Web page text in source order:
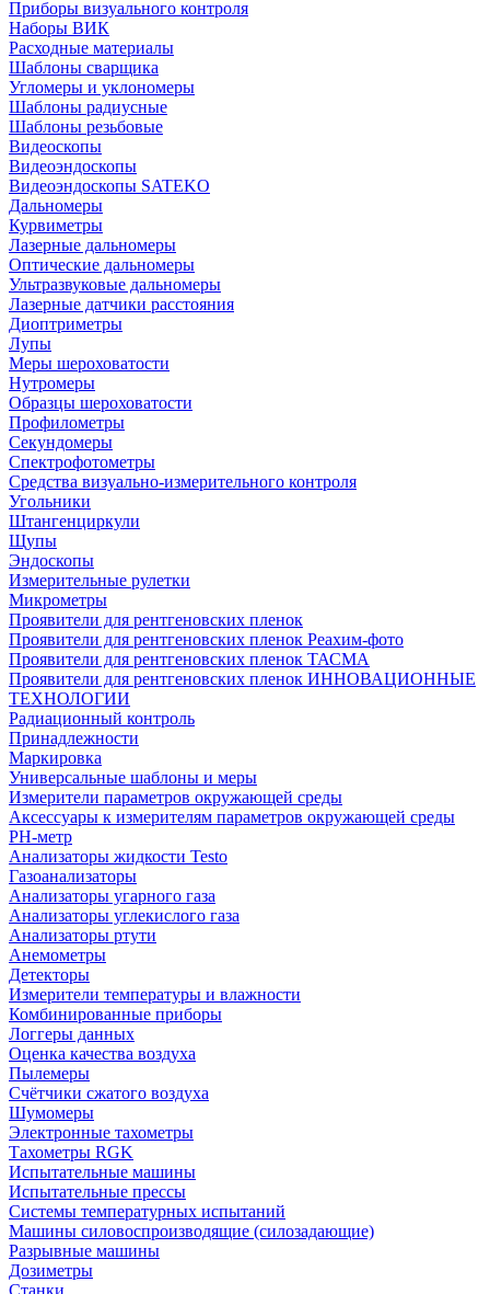
Приборы визуального контроля
Наборы ВИК
Расходные материалы
Шаблоны сварщика
Угломеры и уклономеры
Шаблоны радиусные
Шаблоны резьбовые
Видеоскопы
Видеоэндоскопы
Видеоэндоскопы SATEKO
Дальномеры
Курвиметры
Лазерные дальномеры
Оптические дальномеры
Ультразвуковые дальномеры
Лазерные датчики расстояния
Диоптриметры
Лупы
Меры шероховатости
Нутромеры
Образцы шероховатости
Профилометры
Секундомеры
Спектрофотометры
Средства визуально-измерительного контроля
Угольники
Штангенциркули
Щупы
Эндоскопы
Измерительные рулетки
Микрометры
Проявители для рентгеновских пленок
Проявители для рентгеновских пленок Реахим-фото
Проявители для рентгеновских пленок ТАСМА
Проявители для рентгеновских пленок ИННОВАЦИОННЫЕ
ТЕХНОЛОГИИ
Радиационный контроль
Принадлежности
Маркировка
Универсальные шаблоны и меры
Измерители параметров окружающей среды
Аксессуары к измерителям параметров окружающей среды
PH-метр
Анализаторы жидкости Testo
Газоанализаторы
Анализаторы угарного газа
Анализаторы углекислого газа
Анализаторы ртути
Анемометры
Детекторы
Измерители температуры и влажности
Комбинированные приборы
Логгеры данных
Оценка качества воздуха
Пылемеры
Счётчики сжатого воздуха
Шумомеры
Электронные тахометры
Тахометры RGK
Испытательные машины
Испытательные прессы
Системы температурных испытаний
Машины силовоспроизводящие (силозадающие)
Разрывные машины
Дозиметры
Станки